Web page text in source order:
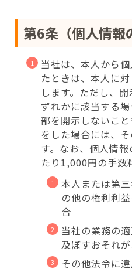
第6条（個人情報
当社は、本人から
たときは、本人に
します。ただし、
ずれかに該当する
部を開示しないこ
をした場合には、
す。なお、個人情
たり1,000円の手数
本人または第
の他の権利利
合
当社の業務の
及ぼすおそれ
その他法令に